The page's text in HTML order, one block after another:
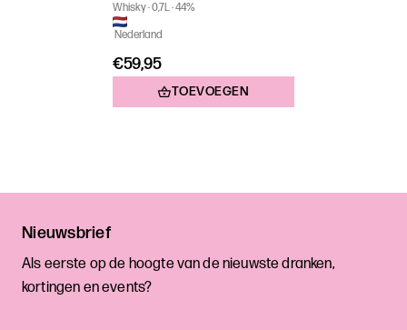
Whisky 0,7L 44%
Nederland
€59,95
TOEVOEGEN
Nieuwsbrief
Als eerste op de hoogte van de nieuwste dranken,
kortingen en events?